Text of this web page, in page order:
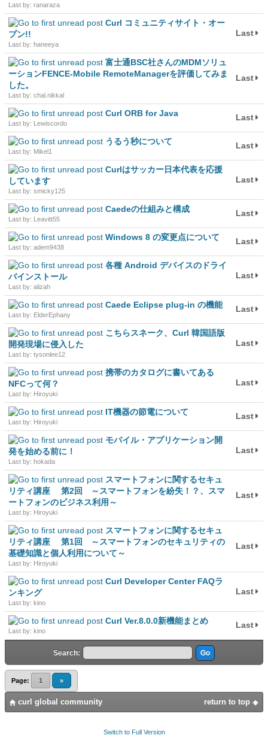
Last by: ranaraza
Curl コミュニティサイト・オー
プン!!
Last by: haneeya
Last
富士通BSC社さんのMDMソリュ
ーションFENCE-Mobile RemoteManagerを評価してみま
した。
Last by: chal.nikkal
Last
Curl ORB for Java
Last by: Lewiscordo
Last
うるう秒について
Last by: Mikel1
Last
Curlはサッカー日本代表を応援
しています
Last by: smicky125
Last
Caedeの仕組みと構成
Last by: Leavitt55
Last
Windows 8 の変更点について
Last by: adem9438
Last
各種 Android デバイスのドライ
バインストール
Last by: alizah
Last
Caede Eclipse plug-in の機能
Last by: ElderEphany
Last
こちらスネーク、Curl 韓国語版
開発現場に侵入した
Last by: tysonlee12
Last
携帯のカタログに書いてある
NFCって何？
Last by: Hiroyuki
Last
IT機器の節電について
Last by: Hiroyuki
Last
モバイル・アプリケーション開
発を始める前に！
Last by: hokada
Last
スマートフォンに関するセキュ
リティ講座 第2回 ～スマートフォンを紛失！？、スマ
ートフォンのビジネス利用～
Last by: Hiroyuki
Last
スマートフォンに関するセキュ
リティ講座 第1回 ～スマートフォンのセキュリティの
基礎知識と個人利用について～
Last by: Hiroyuki
Last
Curl Developer Center FAQラ
ンキング
Last by: kino
Last
Curl Ver.8.0.0新機能まとめ
Last by: kino
Last
Search:
Page: 1 »
return to top
curl global community
Switch to Full Version